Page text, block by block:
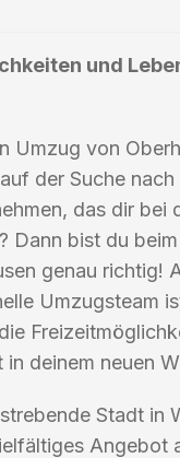
und
Umzug von
der Suche nach
das dir bei
Dann bist du
genau richtig!
Umzugsteam
in deinem neuen
Stadt in
Angebot